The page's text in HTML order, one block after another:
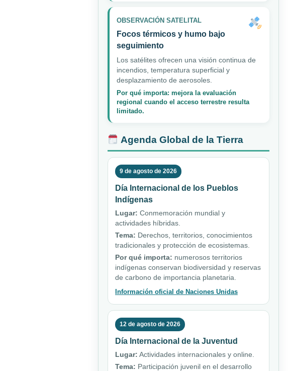
OBSERVACIÓN SATELITAL
Focos térmicos y humo bajo
seguimiento
Los satélites ofrecen una visión continua de
incendios, temperatura superficial y
desplazamiento de aerosoles.
Por qué importa: mejora la evaluación
regional cuando el acceso terrestre resulta
limitado.
Agenda Global de la Tierra
9 de agosto de 2026
Día Internacional de los Pueblos
Indígenas
Lugar: Conmemoración mundial y
actividades híbridas.
Tema: Derechos, territorios, conocimientos
tradicionales y protección de ecosistemas.
Por qué importa: numerosos territorios
indígenas conservan biodiversidad y reservas
de carbono de importancia planetaria.
Información oficial de Naciones Unidas
12 de agosto de 2026
Día Internacional de la Juventud
Lugar: Actividades internacionales y online.
Tema: Participación juvenil en el desarrollo